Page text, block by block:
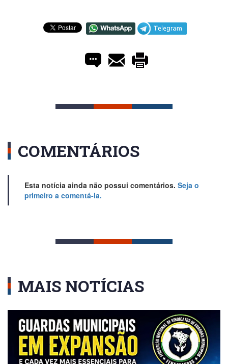
COMENTÁRIOS
Esta notícia ainda não possui comentários. Seja o
primeiro a comentá-la.
MAIS NOTÍCIAS